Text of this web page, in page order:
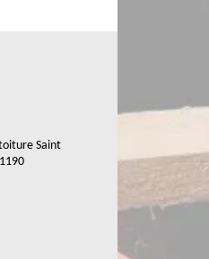
Saint